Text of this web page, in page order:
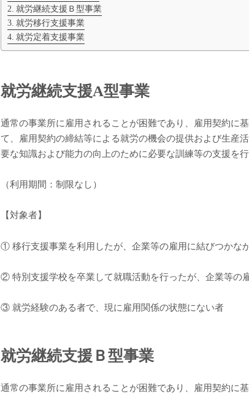
就労継続支援Ｂ型事業
就労移行支援事業
就労定着支援事業
就労継続支援A型事業
通常の事業所に雇用されることが困難であり、雇用契約に
て、雇用契約の締結等による就労の機会の提供および生産
要な知識および能力の向上のために必要な訓練等の支援を行
（利用期間：制限なし）
【対象者】
① 移行支援事業を利用したが、企業等の雇用に結びつかな
② 特別支援学校を卒業して就職活動を行ったが、企業等の
③ 就労経験のある者で、現に雇用関係の状態にない者
就労継続支援Ｂ型事業
通常の事業所に雇用されることが困難であり、雇用契約に